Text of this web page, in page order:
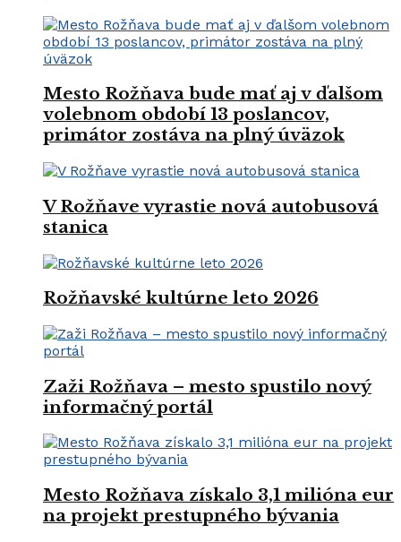
Mesto Rožňava bude mať aj v ďalšom
volebnom období 13 poslancov,
primátor zostáva na plný úväzok
V Rožňave vyrastie nová autobusová
stanica
Rožňavské kultúrne leto 2026
Zaži Rožňava – mesto spustilo nový
informačný portál
Mesto Rožňava získalo 3,1 milióna eur
na projekt prestupného bývania